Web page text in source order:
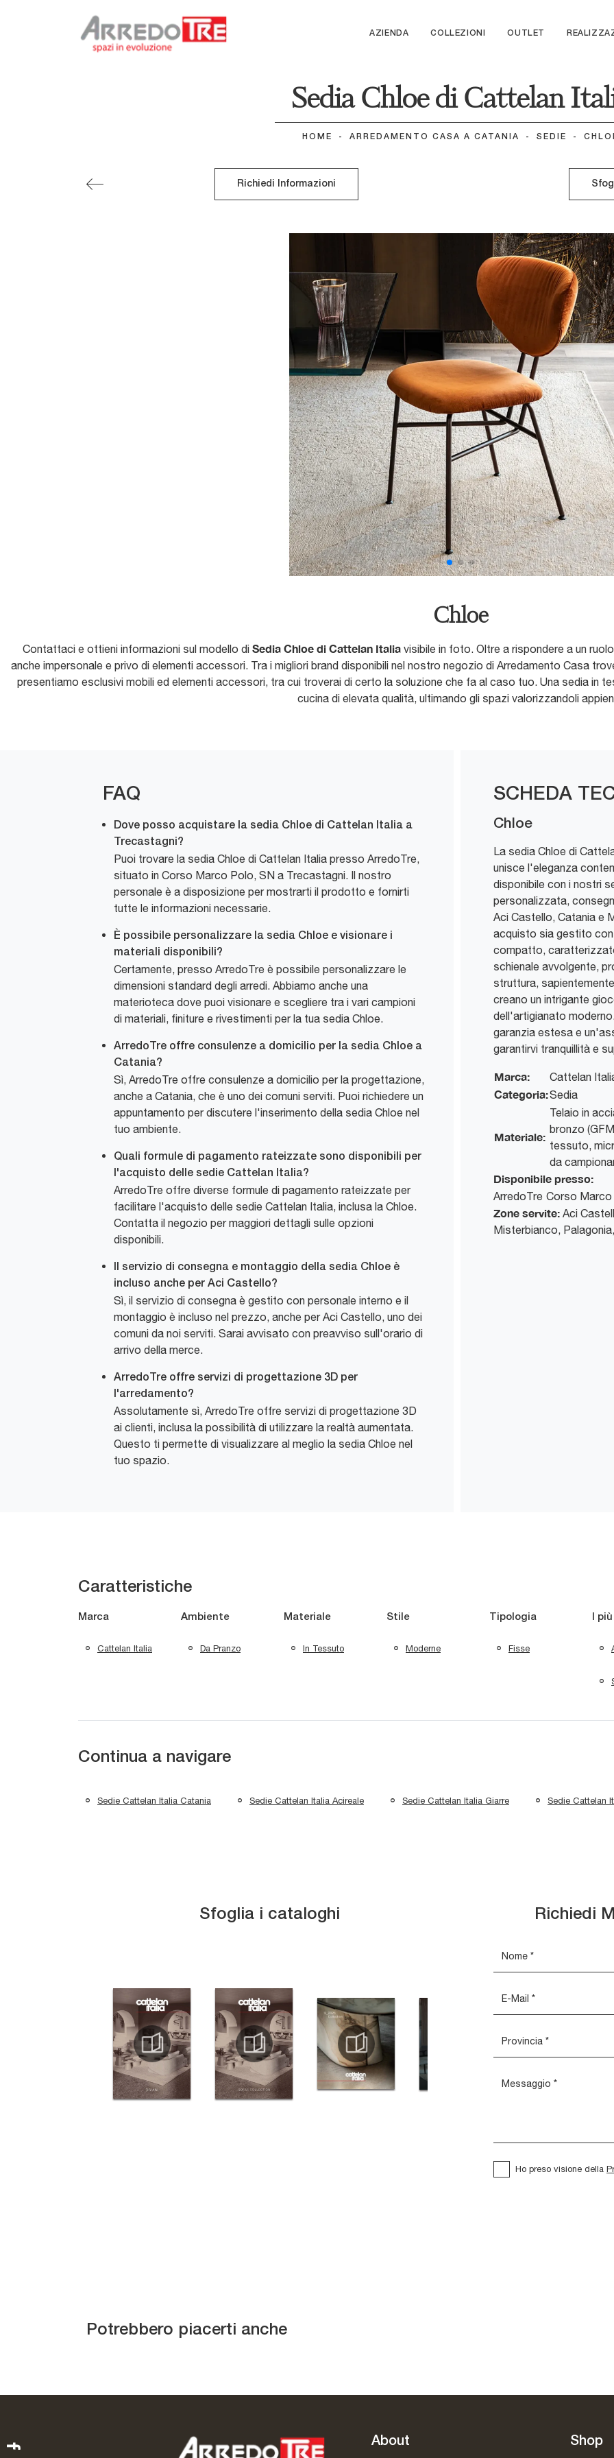
AZIENDA COLLEZIONI OUTLET
Sedia Chloe di Cattelan
HOME - ARREDAMENTO CASA A CATANIA - SEDIE -
Richiedi Informazioni
Chloe
Contattaci e ottieni informazioni sul modello di Sedia Chloe di Cattelan Italiavisibile in foto. Oltre a rispondere a un
anche impersonale e privo di elementi accessori. Tra i migliori brand disponibili nel nostro negozio di Arredamento Casa
presentiamo esclusivi mobili ed elementi accessori, tra cui troverai di certo la soluzione che fa al caso tuo. Una sedia in
cucina di elevata qualità, ultimando gli spazi valorizzandoli
FAQ
Dove posso acquistare la sedia Chloe di Cattelan Italia a
Trecastagni?
Puoi trovare la sedia Chloe di Cattelan Italia presso ArredoTre,
situato in Corso Marco Polo, SN a Trecastagni. Il nostro
personale è a disposizione per mostrarti il prodotto e fornirti
tutte le informazioni necessarie.
È possibile personalizzare la sedia Chloe e visionare i
materiali disponibili?
Certamente, presso ArredoTre è possibile personalizzare le
dimensioni standard degli arredi. Abbiamo anche una
materioteca dove puoi visionare e scegliere tra i vari campioni
di materiali, finiture e rivestimenti per la tua sedia Chloe.
ArredoTre offre consulenze a domicilio per la sedia Chloe a
Catania?
Sì, ArredoTre offre consulenze a domicilio per la progettazione,
anche a Catania, che è uno dei comuni serviti. Puoi richiedere un
appuntamento per discutere l'inserimento della sedia Chloe nel
tuo ambiente.
Quali formule di pagamento rateizzate sono disponibili per
l'acquisto delle sedie Cattelan Italia?
ArredoTre offre diverse formule di pagamento rateizzate per
facilitare l'acquisto delle sedie Cattelan Italia, inclusa la Chloe.
Contatta il negozio per maggiori dettagli sulle opzioni
disponibili.
Il servizio di consegna e montaggio della sedia Chloe è
incluso anche per Aci Castello?
Sì, il servizio di consegna è gestito con personale interno e il
montaggio è incluso nel prezzo, anche per Aci Castello, uno dei
comuni da noi serviti. Sarai avvisato con preavviso sull'orario di
arrivo della merce.
ArredoTre offre servizi di progettazione 3D per
l'arredamento?
Assolutamente sì, ArredoTre offre servizi di progettazione 3D
ai clienti, inclusa la possibilità di utilizzare la realtà aumentata.
Questo ti permette di visualizzare al meglio la sedia Chloe nel
tuo spazio.
SCHEDA
Chloe
La sedia Chloe di
unisce l'eleganza
disponibile con i nostri
personalizzata,
Aci Castello, Catania e
acquisto sia gestito con
compatto,
schienale avvolgente,
struttura,
creano un intrigante
dell'artigianato
garanzia estesa e
garantirvi tranquillità e
Marca: Cattelan
Categoria:Sedia
Materiale:
Telaio in
bronzo
tessuto,
da
Disponibile presso:
ArredoTre Corso
Zone servite: Aci
Misterbianco,
Caratteristiche
Marca
Cattelan Italia
Ambiente
Da Pranzo
Materiale
In Tessuto
Stile
Moderne
Tipologia
Fisse
I
Continua a navigare
Sedie Cattelan Italia Catania Sedie Cattelan Italia Acireale Sedie Cattelan Italia Giarre Sedie Cattelan
Sfoglia i cataloghi Richiedi
Ho preso visione della
Potrebbero piacerti anche
Miranda ML
About Shop